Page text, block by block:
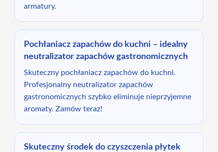
armatury.
Pochłaniacz zapachów do kuchni – idealny
neutralizator zapachów gastronomicznych
Skuteczny pochłaniacz zapachów do kuchni.
Profesjonalny neutralizator zapachów
gastronomicznych szybko eliminuje nieprzyjemne
aromaty. Zamów teraz!
Skuteczny środek do czyszczenia płytek